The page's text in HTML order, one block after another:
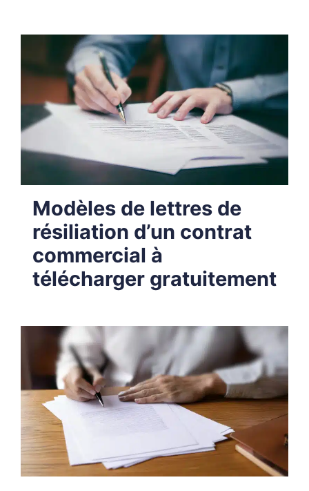
Modèles de lettres de
résiliation d’un contrat
commercial à
télécharger gratuitement